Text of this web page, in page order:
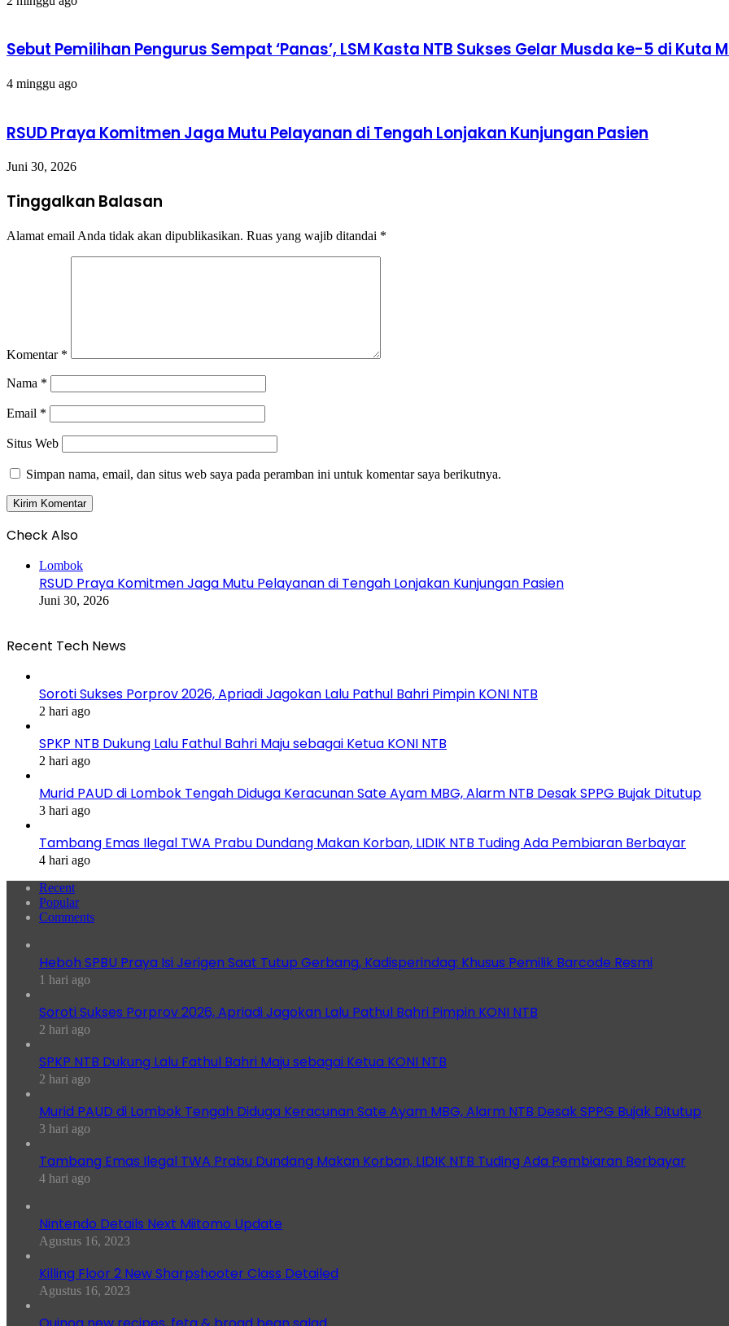
Sebut Pemilihan Pengurus Sempat ‘Panas’, LSM Kasta NTB Sukses Gelar Musda ke-5 di Kuta
4 minggu ago
RSUD Praya Komitmen Jaga Mutu Pelayanan di Tengah Lonjakan Kunjungan Pasien
Juni 30, 2026
Tinggalkan Balasan
Alamat email Anda tidak akan dipublikasikan. Ruas yang wajib ditandai *
Komentar *
Nama *
Email *
Situs Web
Simpan nama, email, dan situs web saya pada peramban ini untuk komentar saya berikutnya.
Check Also
Lombok
RSUD Praya Komitmen Jaga Mutu Pelayanan di Tengah Lonjakan Kunjungan Pasien
Juni 30, 2026
Recent Tech News
Soroti Sukses Porprov 2026, Apriadi Jagokan Lalu Pathul Bahri Pimpin KONI NTB
2 hari ago
SPKP NTB Dukung Lalu Fathul Bahri Maju sebagai Ketua KONI NTB
2 hari ago
Murid PAUD di Lombok Tengah Diduga Keracunan Sate Ayam MBG, Alarm NTB Desak SPPG Bujak Ditutup
3 hari ago
Tambang Emas Ilegal TWA Prabu Dundang Makan Korban, LIDIK NTB Tuding Ada Pembiaran Berbayar
4 hari ago
Recent
Popular
Comments
Heboh SPBU Praya Isi Jerigen Saat Tutup Gerbang, Kadisperindag: Khusus Pemilik Barcode Resmi
1 hari ago
Soroti Sukses Porprov 2026, Apriadi Jagokan Lalu Pathul Bahri Pimpin KONI NTB
2 hari ago
SPKP NTB Dukung Lalu Fathul Bahri Maju sebagai Ketua KONI NTB
2 hari ago
Murid PAUD di Lombok Tengah Diduga Keracunan Sate Ayam MBG, Alarm NTB Desak SPPG Bujak Ditutup
3 hari ago
Tambang Emas Ilegal TWA Prabu Dundang Makan Korban, LIDIK NTB Tuding Ada Pembiaran Berbayar
4 hari ago
Nintendo Details Next Miitomo Update
Agustus 16, 2023
Killing Floor 2 New Sharpshooter Class Detailed
Agustus 16, 2023